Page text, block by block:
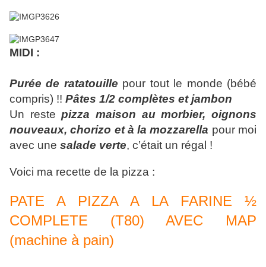
MIDI :
Purée de ratatouille pour tout le monde (bébé
compris) !! Pâtes 1/2 complètes et jambon
Un restepizza maison au morbier, oignons
nouveaux, chorizo et à la mozzarella pour moi
avec une salade verte, c’était un régal !
Voici ma recette de la pizza :
PATE A PIZZA A LA FARINE ½
COMPLETE (T80) AVEC MAP
(machine à pain)